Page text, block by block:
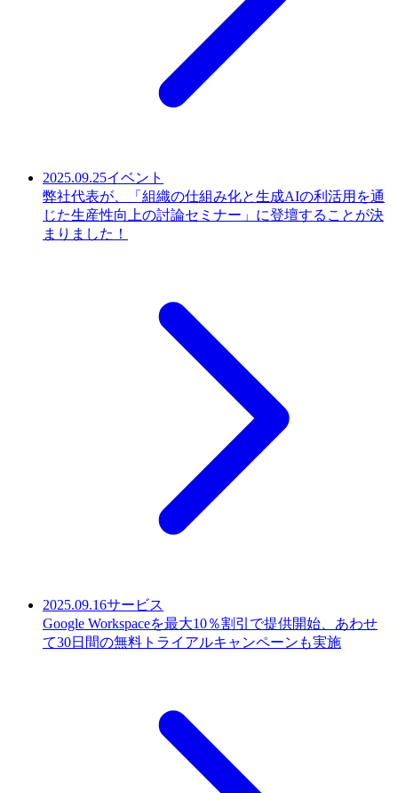
2025.09.25イベント
弊社代表が、「組織の仕組み化と生成AIの利活用を通
じた生産性向上の討論セミナー」に登壇することが決
まりました！
2025.09.16サービス
Google Workspaceを最大10％割引で提供開始、あわせ
て30日間の無料トライアルキャンペーンも実施